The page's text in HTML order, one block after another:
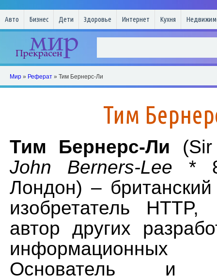
Авто Бизнес Дети Здоровье Интернет Кухня
Мир » Реферат » Тим Бернерс-Ли
Тим
Тим Бернерс-Ли
John Berners-Lee *
Лондон) –
изобретатель
автор других
информационных
Основатель и